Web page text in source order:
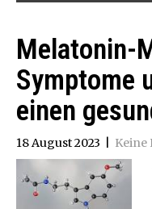
Melatonin-
Symptome
einen
18 August 2023
Keine